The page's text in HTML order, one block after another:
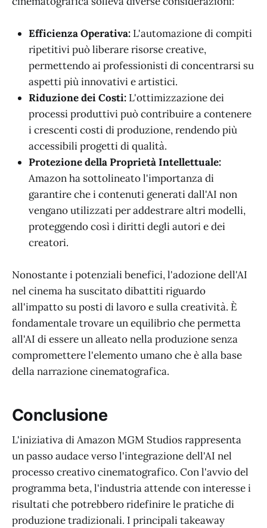
Efficienza Operativa: L'automazione di compiti
ripetitivi può liberare risorse creative,
permettendo ai professionisti di concentrarsi su
aspetti più innovativi e artistici.
Riduzione dei Costi: L'ottimizzazione dei
processi produttivi può contribuire a contenere
i crescenti costi di produzione, rendendo più
accessibili progetti di qualità.
Protezione della Proprietà Intellettuale:
Amazon ha sottolineato l'importanza di
garantire che i contenuti generati dall'AI non
vengano utilizzati per addestrare altri modelli,
proteggendo così i diritti degli autori e dei
creatori.
Nonostante i potenziali benefici, l'adozione dell'AI
nel cinema ha suscitato dibattiti riguardo
all'impatto su posti di lavoro e sulla creatività. È
fondamentale trovare un equilibrio che permetta
all'AI di essere un alleato nella produzione senza
compromettere l'elemento umano che è alla base
della narrazione cinematografica.
Conclusione
L'iniziativa di Amazon MGM Studios rappresenta
un passo audace verso l'integrazione dell'AI nel
processo creativo cinematografico. Con l'avvio del
programma beta, l'industria attende con interesse i
risultati che potrebbero ridefinire le pratiche di
produzione tradizionali. I principali takeaway